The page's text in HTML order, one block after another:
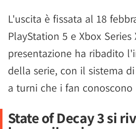
L'uscita è fissata al 18
PlayStation 5 e Xbox Series
presentazione ha ribadito
della serie, con il sistema
a turni che i fan conoscono
State of Decay 3 si